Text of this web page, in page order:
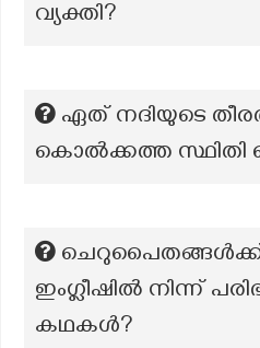
വ്യക്തി?
ഏത് നദിയുടെ
കൊൽക്കത്ത സ്ഥിതി
ചെറുപൈതങ്ങൾക്ക്
ഇംഗ്ലീഷിൽ നിന്ന്
കഥകൾ?